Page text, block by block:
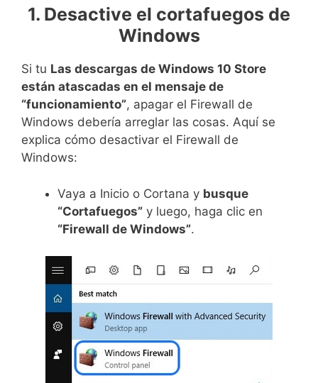
1. Desactive el cortafuegos de
Windows
Si tu Las descargas de Windows 10 Store
están atascadas en el mensaje de
“funcionamiento”, apagar el Firewall de
Windows debería arreglar las cosas. Aquí se
explica cómo desactivar el Firewall de
Windows:
Vaya a Inicio o Cortana y busque
“Cortafuegos” y luego, haga clic en
“Firewall de Windows”.